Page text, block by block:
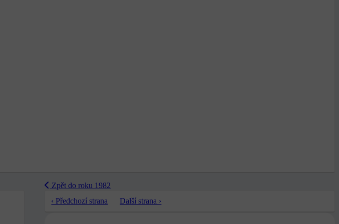
Zpět do roku 1982
‹ Předchozí strana
Další strana ›